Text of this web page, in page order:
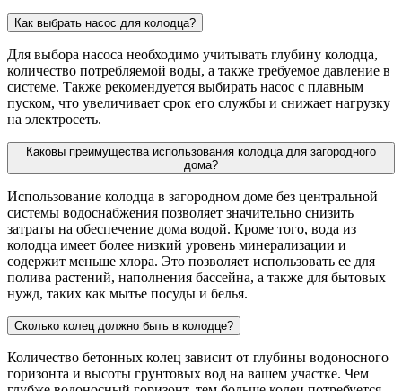
Как выбрать насос для колодца?
Для выбора насоса необходимо учитывать глубину колодца,
количество потребляемой воды, а также требуемое давление в
системе. Также рекомендуется выбирать насос с плавным
пуском, что увеличивает срок его службы и снижает нагрузку
на электросеть.
Каковы преимущества использования колодца для загородного
дома?
Использование колодца в загородном доме без центральной
системы водоснабжения позволяет значительно снизить
затраты на обеспечение дома водой. Кроме того, вода из
колодца имеет более низкий уровень минерализации и
содержит меньше хлора. Это позволяет использовать ее для
полива растений, наполнения бассейна, а также для бытовых
нужд, таких как мытье посуды и белья.
Сколько колец должно быть в колодце?
Количество бетонных колец зависит от глубины водоносного
горизонта и высоты грунтовых вод на вашем участке. Чем